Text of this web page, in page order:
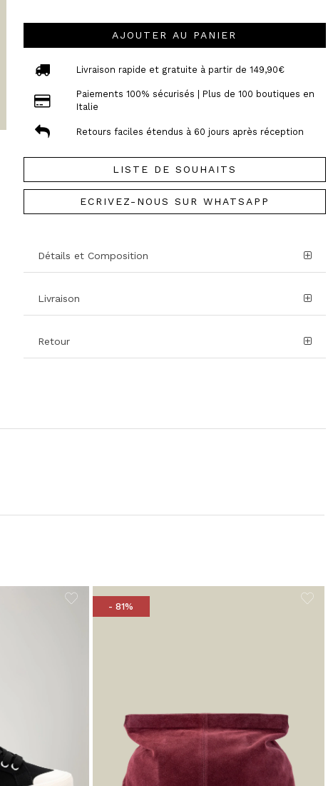
AJOUTER AU PANIER
Livraison rapide et gratuite à partir de 149,90€
Paiements 100% sécurisés | Plus de 100 boutiques en
Italie
Retours faciles étendus à 60 jours après réception
LISTE DE SOUHAITS
ECRIVEZ-NOUS SUR WHATSAPP
Détails et Composition
Livraison
Retour
- 81%